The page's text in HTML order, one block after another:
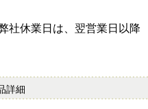
社休業日は、翌営業日以降
詳細